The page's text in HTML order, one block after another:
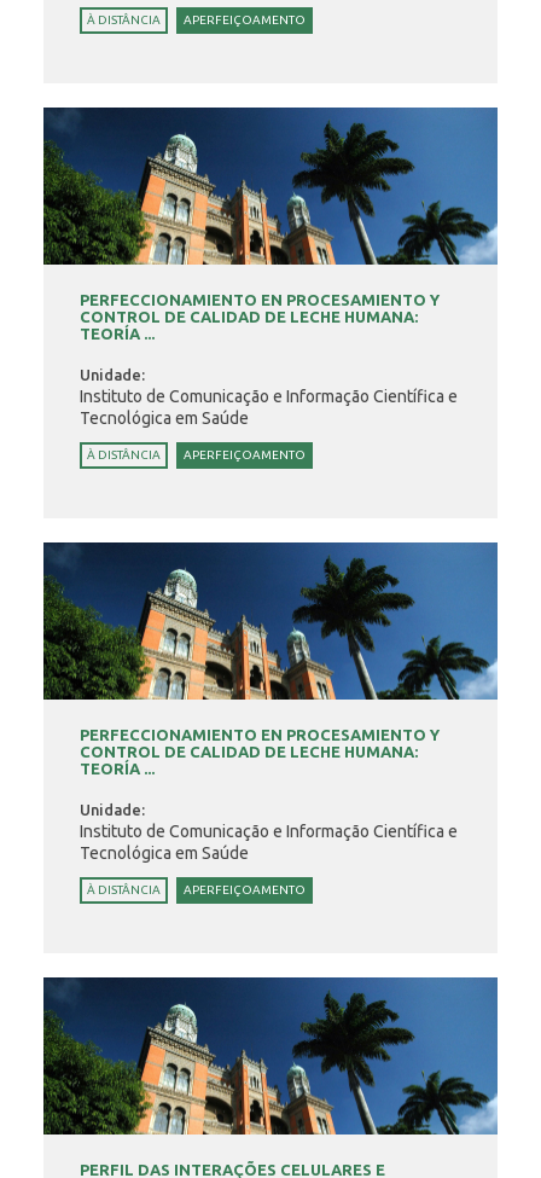
À DISTÂNCIA APERFEIÇOAMENTO
PERFECCIONAMIENTO EN PROCESAMIENTO Y
CONTROL DE CALIDAD DE LECHE HUMANA:
TEORÍA ...
Unidade:
Instituto de Comunicação e Informação Científica e
Tecnológica em Saúde
À DISTÂNCIA APERFEIÇOAMENTO
PERFECCIONAMIENTO EN PROCESAMIENTO Y
CONTROL DE CALIDAD DE LECHE HUMANA:
TEORÍA ...
Unidade:
Instituto de Comunicação e Informação Científica e
Tecnológica em Saúde
À DISTÂNCIA APERFEIÇOAMENTO
PERFIL DAS INTERAÇÕES CELULARES E